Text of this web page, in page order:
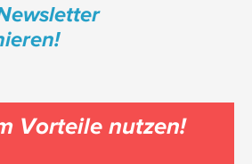
Vorteile nutzen!